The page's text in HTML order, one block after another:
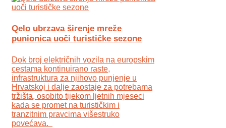
Qelo ubrzava širenje mreže
punionica uoči turističke sezone
Dok broj električnih vozila na europskim
cestama kontinuirano raste,
infrastruktura za njihovo punjenje u
Hrvatskoj i dalje zaostaje za potrebama
tržišta, osobito tijekom ljetnih mjeseci
kada se promet na turističkim i
tranzitnim pravcima višestruko
povećava.